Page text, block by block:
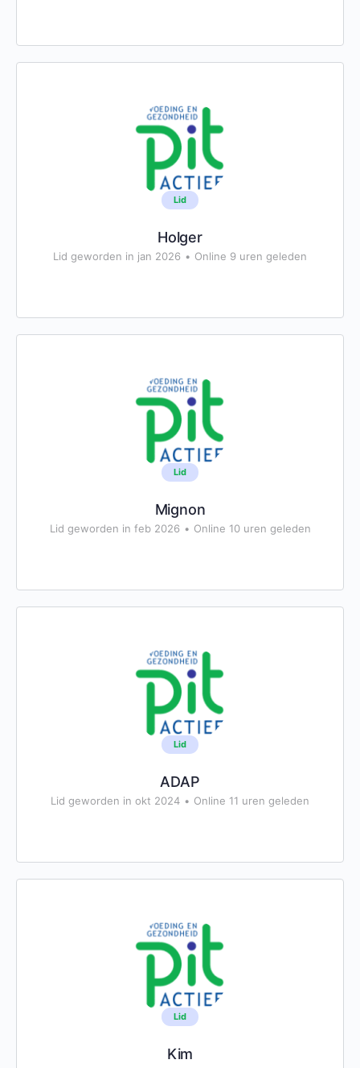
Lid
Holger
Lid geworden in jan 2026 • Online 9 uren geleden
Lid
Mignon
Lid geworden in feb 2026 • Online 10 uren geleden
Lid
ADAP
Lid geworden in okt 2024 • Online 11 uren geleden
Lid
Kim